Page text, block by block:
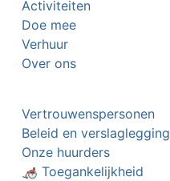
Activiteiten
Doe mee
Verhuur
Over ons
Vertrouwenspersonen
Beleid en verslaglegging
Onze huurders
🦽 Toegankelijkheid